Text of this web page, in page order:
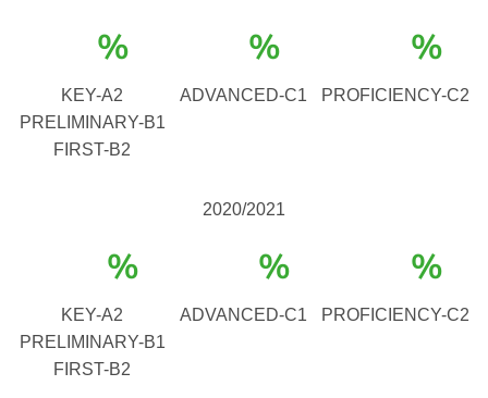
%
KEY-A2
PRELIMINARY-B1
FIRST-B2
%
ADVANCED-C1
%
PROFICIENCY-C2
2020/2021
%
KEY-A2
PRELIMINARY-B1
FIRST-B2
%
ADVANCED-C1
%
PROFICIENCY-C2